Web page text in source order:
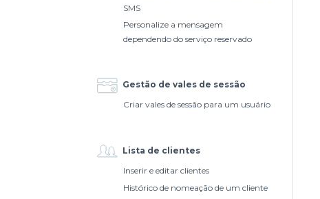
SMS
Personalize a mensagem
dependendo do serviço reservado
Gestão de vales de sessão
Criar vales de sessão para um usuário
Lista de clientes
Inserir e editar clientes
Histórico de nomeação de um cliente